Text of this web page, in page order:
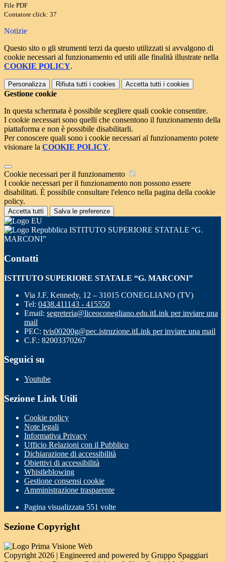
File PDF
Contatore click: 37
Notizie
Questo sito o gli strumenti terzi da questo utilizzati si avvalgono di
cookie necessari al funzionamento ed utili alle finalità illustrate nella
COOKIE POLICY.
Personalizza Rifiuta tutti i cookies Accetta tutti i cookies
Gestione cookie
In questa schermata è possibile scegliere quali cookie consentire.
I cookie necessari sono quelli che consentono il funzionamento della
piattaforma e non è possibile disabilitarli.
Per conoscere quali sono i cookie necessari al funzionamento potete
visionare la COOKIE POLICY.
Cookie necessari per il funzionamento
I cookie necessari per il funzionamento non possono essere
disabilitati. È possibile consultare l'elenco nella pagina della cookie
policy.
Accetta tutti Salva le preferenze
ISTITUTO SUPERIORE STATALE “G.
MARCONI”
Contatti
ISTITUTO SUPERIORE STATALE “G. MARCONI”
Via J.F. Kennedy, 12 – 31015 CONEGLIANO (TV)
Tel: 0438.411143 - 415550
Email: segreteria@liceoconegliano.edu.itLink per inviare una
mail
PEC: tvis00200g@pec.istruzione.itLink per inviare una mail
C.F.: 82003370267
Seguici su
Youtube
Sezione Link Utili
Cookie policy
Note legali
Informativa Privacy
Ufficio Relazioni con il Pubblico
Dichiarazione di accessibilità
Obiettivi di accessibilità
Whistleblowing
Gestione consensi cookie
Amministrazione trasparente
Pagina visualizzata 551 volte
Sezione Copyright
Copyright 2026 | Engineered and powered by Gruppo Spaggiari